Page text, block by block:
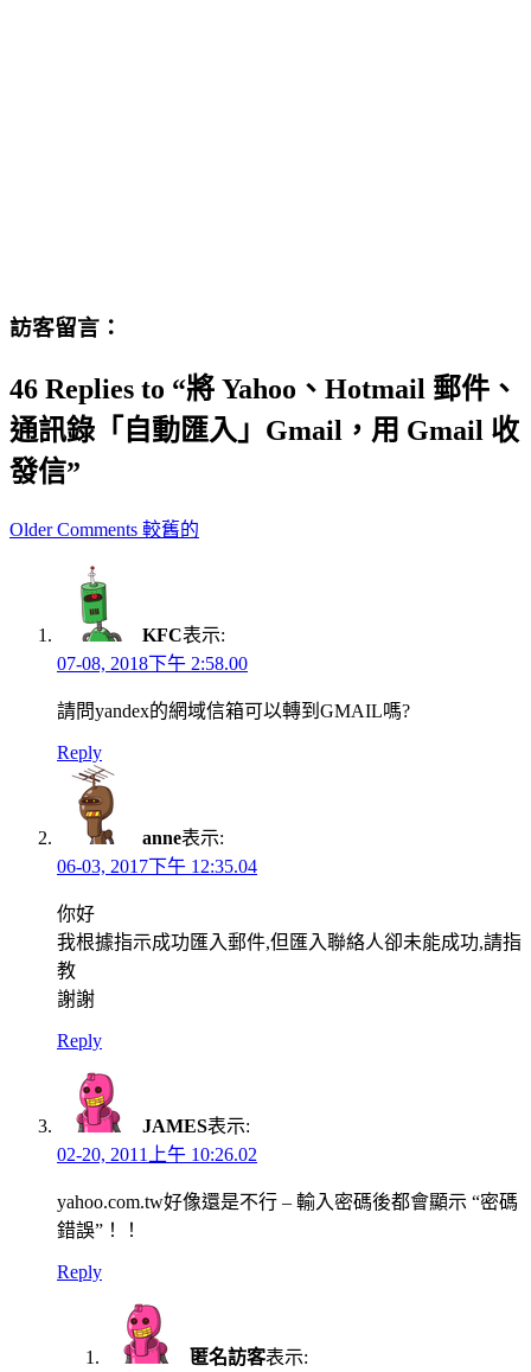
訪客留言：
46 Replies to “將 Yahoo、Hotmail 郵件、
通訊錄「自動匯入」Gmail，用 Gmail 收
發信”
Comment
navigation
Older Comments 較舊的
KFC表示:
07-08, 2018下午 2:58.00
請問yandex的網域信箱可以轉到GMAIL嗎?
Reply
anne表示:
06-03, 2017下午 12:35.04
你好
我根據指示成功匯入郵件,但匯入聯絡人卻未能成功,請指
教
謝謝
Reply
JAMES表示:
02-20, 2011上午 10:26.02
yahoo.com.tw好像還是不行 – 輸入密碼後都會顯示 “密碼
錯誤”！！
Reply
匿名訪客表示: